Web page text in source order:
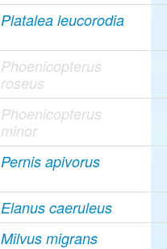
Platalea leucorodia
Phoenicopterus
roseus
Phoenicopterus
minor
Pernis apivorus
Elanus caeruleus
Milvus migrans